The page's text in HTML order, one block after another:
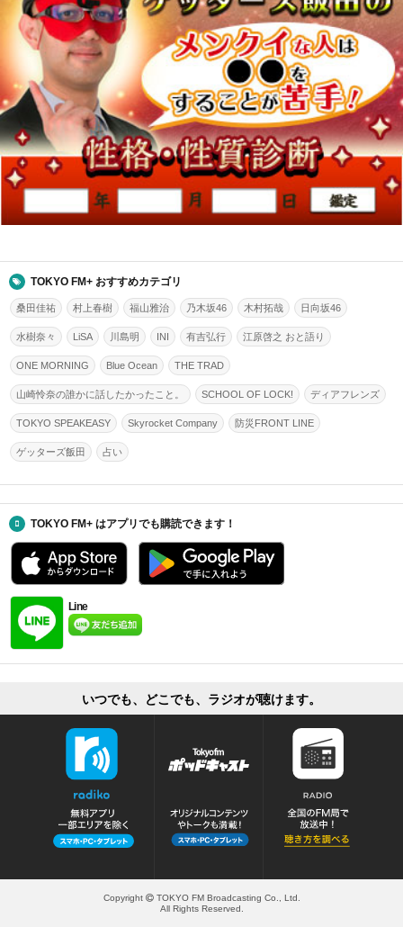
TOKYO FM+ おすすめカテゴリ
桑田佳祐 村上春樹 福山雅治 乃木坂46 木村拓哉 日向坂46
水樹奈々 LiSA 川島明 INI 有吉弘行 江原啓之 おと語り
ONE MORNING Blue Ocean THE TRAD
山崎怜奈の誰かに話したかったこと。 SCHOOL OF LOCK! ディアフレンズ
TOKYO SPEAKEASY Skyrocket Company 防災FRONT LINE
ゲッターズ飯田 占い
TOKYO FM+ はアプリでも購読できます！
Line
いつでも、どこでも、ラジオが聴けます。
Copyright
TOKYO FM Broadcasting Co., Ltd.
All Rights Reserved.